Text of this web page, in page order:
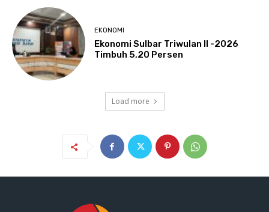
EKONOMI
Ekonomi Sulbar Triwulan II -2026
Timbuh 5,20 Persen
Load more